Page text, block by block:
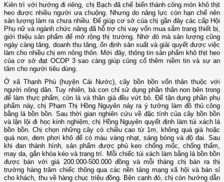
Kiên trì với hướng đi riêng, chị Bạch đã chế biến thành công món khô thịt
heo được nhiều người ưa chuộng. Nhưng do năng lực còn hạn chế nên
sản lượng làm ra chưa nhiều. Để giúp cơ sở của chị gần đây các cấp Hội
Phụ nữ và ngành chức năng đã hỗ trợ chị vay vốn mua sắm trang thiết bị,
giới thiệu sản phẩm để mở rộng thị trường. Nhờ đó mà sản lượng cũng
ngày càng tăng, doanh thu tăng, ổn định sản xuất và giải quyết được việc
làm cho nhiều chị em nông thôn. Mới đây, thông tin sản phẩm khô thịt heo
của cơ sở đạt OCOP 3 sao càng giúp củng cố thêm niềm tin và sự an
tâm cho người tiêu dùng.
Ở xã Thạnh Phú (huyện Cái Nước), cây bồn bồn vốn thân thuộc với
người nông dân. Tuy nhiên, bà con chỉ sử dụng phần thân non bên trong
để làm thực phẩm, còn lá và thân già đều vứt bỏ. Để tận dụng phần phụ
phẩm này, chị Phạm Thị Hồng Nguyên nảy ra ý tưởng làm đồ thủ công
bằng lá bồn bồn. Sau thời gian nghiên cứu về đặc tính của cây bồn bồn
và lặn lội đi học kinh nghiệm, chị Hồng Nguyên quyết định làm túi xách lá
bồn bồn. Chị chọn những cây có chiều cao từ 1m, không quá già hoặc
quá non, đem phơi khô để có màu vàng nhạt, sáng bóng và độ dai. Sau
khi đan thành hình, sản phẩm được phủ keo chống mốc, chống thấm,
may da, gắn khóa kéo và trang trí. Mỗi chiếc túi xách làm bằng lá bồn bồn
được bán với giá 200.000-500.000 đồng và mỗi tháng chị bán ra thị
trường hàng trăm chiếc thông qua các nền tảng mạng xã hội và bán sỉ
cho khách, thu về hàng chục triệu đồng. Bên cạnh đó, chị còn hướng dẫn